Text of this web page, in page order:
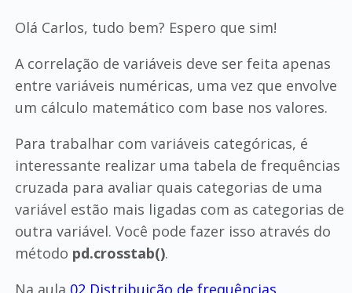
Olá Carlos, tudo bem? Espero que sim!
A correlação de variáveis deve ser feita apenas
entre variáveis numéricas, uma vez que envolve
um cálculo matemático com base nos valores.
Para trabalhar com variáveis categóricas, é
interessante realizar uma tabela de frequências
cruzada para avaliar quais categorias de uma
variável estão mais ligadas com as categorias de
outra variável. Você pode fazer isso através do
método pd.crosstab().
Na aula 02 Distribuição de frequências